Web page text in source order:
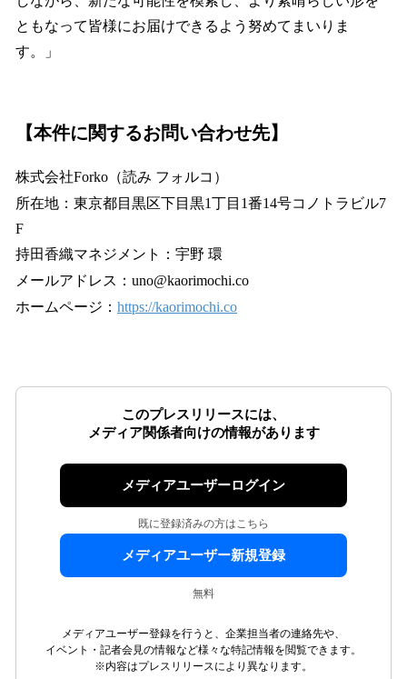
ともなって皆様にお届けできるよう努めてまいりま
す。」
【本件に関するお問い合わせ先】
株式会社Forko（読み フォルコ）
所在地：東京都目黒区下目黒1丁目1番14号コノトラビル7
F
持田香織マネジメント：宇野 環
メールアドレス：uno@kaorimochi.co
ホームページ： https://kaorimochi.co
このプレスリリースには、
メディア関係者向けの情報があります
メディアユーザーログイン
既に登録済みの方はこちら
メディアユーザー新規登録
無料
メディアユーザー登録を行うと、企業担当者の連絡先や、
イベント・記者会見の情報など様々な特記情報を閲覧できます。
※内容はプレスリリースにより異なります。